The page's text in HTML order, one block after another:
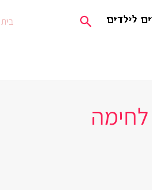
חיפוש בית
לחימה